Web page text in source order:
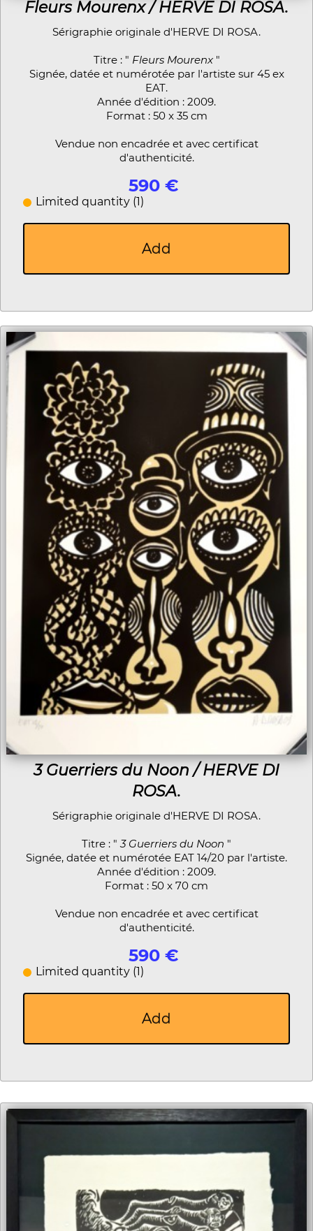
Fleurs Mourenx / HERVE DI ROSA.
Sérigraphie originale d'HERVE DI ROSA.
Titre : " Fleurs Mourenx "
Signée, datée et numérotée par l'artiste sur 45 ex
EAT.
Année d'édition : 2009.
Format : 50 x 35 cm
Vendue non encadrée et avec certificat
d'authenticité.
590 €
Limited quantity (1)
Add
3 Guerriers du Noon / HERVE DI
ROSA.
Sérigraphie originale d'HERVE DI ROSA.
Titre : "3 Guerriers du Noon "
Signée, datée et numérotée EAT 14/20 par l'artiste.
Année d'édition : 2009.
Format : 50 x 70 cm
Vendue non encadrée et avec certificat
d'authenticité.
590 €
Limited quantity (1)
Add